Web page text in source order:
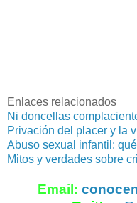
Enlaces relacionados
Ni doncellas
Privación del placer y la
Abuso sexual infantil:
Mitos y verdades sobre
Email: